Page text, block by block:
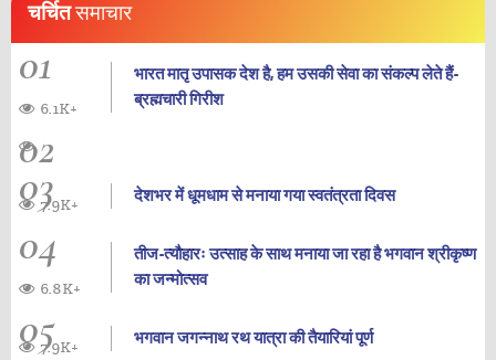
चर्चितसमाचार
01
भारत मातृ उपासक देश है, हम उसकी सेवा का संकल्प लेते हैं-
ब्रह्मचारी गिरीश
6.1K+
02
03 देशभर में धूमधाम से मनाया गया स्वतंत्रता दिवस
7.9K+
04
तीज-त्यौहारः उत्साह के साथ मनाया जा रहा है भगवान श्रीकृष्ण
का जन्‍मोत्‍सव
6.8K+
05 भगवान जगन्नाथ रथ यात्रा की तैयारियां पूर्ण
7.9K+